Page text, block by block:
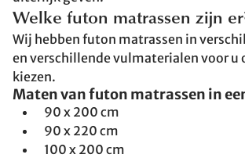
Welke futon matrassen zijn
Wij hebben futon matrassen in
en verschillende vulmaterialen voor u
kiezen.
Maten van futon matrassen in
90 x 200 cm
90 x 220 cm
100 x 200 cm